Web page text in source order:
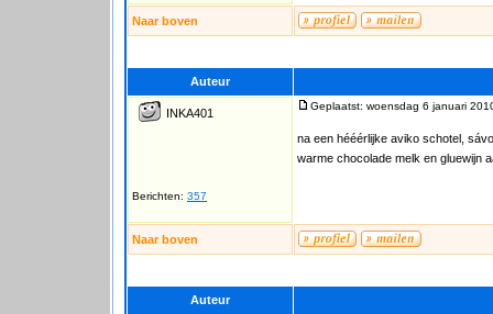
Naar boven
Auteur
INKA401
Berichten: 357
Geplaatst: woensdag 6 januari
na een hééérlijke aviko schotel,
warme chocolade melk en gluewijn
Naar boven
Auteur